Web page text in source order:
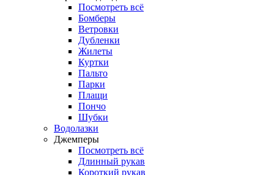
Посмотреть всё
Бомберы
Ветровки
Дубленки
Жилеты
Куртки
Пальто
Парки
Плащи
Пончо
Шубки
Водолазки
Джемперы
Посмотреть всё
Длинный рукав
Короткий рукав